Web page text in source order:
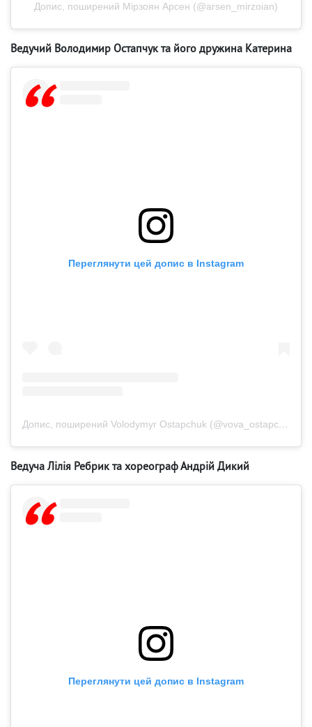
Допис, поширений Мірзоян Арсен (@arsen_mirzoian)
Ведучий Володимир Остапчук та його дружина Катерина
Переглянути цей допис в Instagram
Допис, поширений Volodymyr Ostapchuk (@vova_ostapchuk)
Ведуча Лілія Ребрик та хореограф Андрій Дикий
Переглянути цей допис в Instagram